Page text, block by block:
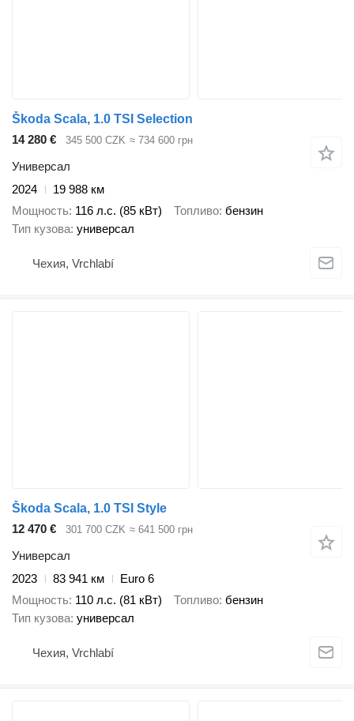
Škoda Scala, 1.0 TSI Selection
14 280 €
345 500 CZK ≈ 734 600 грн
Универсал
2024
19 988 км
Мощность 116 л.с. (85 кВт) Топливо бензин
Тип кузова универсал
Чехия, Vrchlabí
Škoda Scala, 1.0 TSI Style
12 470 €
301 700 CZK ≈ 641 500 грн
Универсал
2023
83 941 км
Euro 6
Мощность 110 л.с. (81 кВт) Топливо бензин
Тип кузова универсал
Чехия, Vrchlabí